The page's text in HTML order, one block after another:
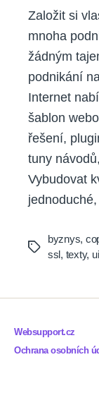
Založit si
mnoha
žádným
podnikání
Internet
šablon
řešení,
tuny
Vybudovat
Tags
byznys,
ssl, texty, ui
Websupport.cz
Ochrana osobních